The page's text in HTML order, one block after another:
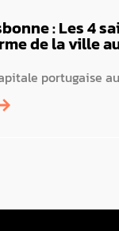
: Les 4
de la ville
portugaise